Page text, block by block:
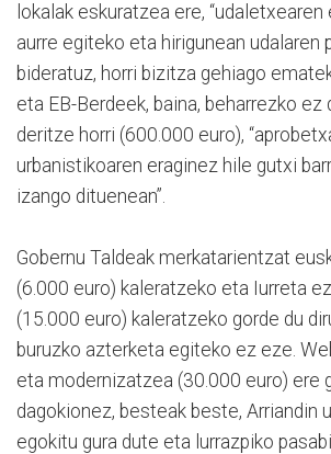
lokalak eskuratzea ere,
aurre egiteko eta hirigunean udalaren
bideratuz, horri bizitza gehiago
eta EB-Berdeek, baina, beharrezko ez
deritze horri (600.000 euro),
urbanistikoaren eraginez hile gutxi
izango dituenean”.
Gobernu Taldeak merkatarientzat
(6.000 euro) kaleratzeko eta Iurreta
(15.000 euro) kaleratzeko gorde du
buruzko azterketa egiteko ez eze.
eta modernizatzea (30.000 euro) ere
dagokionez, besteak beste, Arriandin
egokitu gura dute eta lurrazpiko